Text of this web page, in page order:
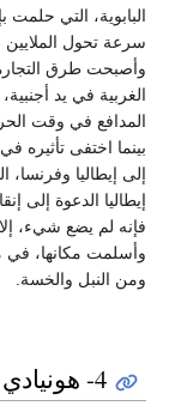
البابوية، التي
سرعة تحول
وأصبحت طرق
الغربية في يد
المدافع في وقت
بينما اختفى تأثيره
إيطاليا الدعوة إلى
فإنه لم يضع شيء،
وأسلمت مكانها، في
ومن النبل والخسة.
4- هونيادي جانوس (1387 - 1456)